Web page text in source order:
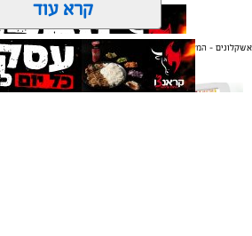
קרא עוד
אשקלונים - המקומון היומי של אשקלון באינטרנט
אולי יעניין אותך גם